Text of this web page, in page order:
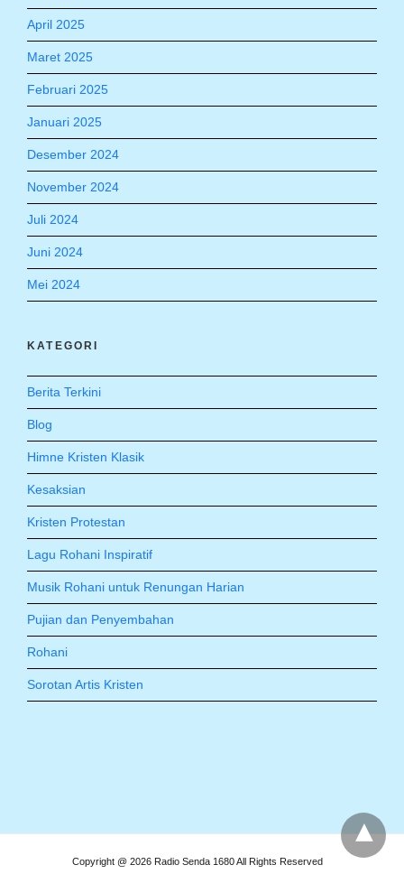
April 2025
Maret 2025
Februari 2025
Januari 2025
Desember 2024
November 2024
Juli 2024
Juni 2024
Mei 2024
KATEGORI
Berita Terkini
Blog
Himne Kristen Klasik
Kesaksian
Kristen Protestan
Lagu Rohani Inspiratif
Musik Rohani untuk Renungan Harian
Pujian dan Penyembahan
Rohani
Sorotan Artis Kristen
Copyright @ 2026 Radio Senda 1680 All Rights Reserved